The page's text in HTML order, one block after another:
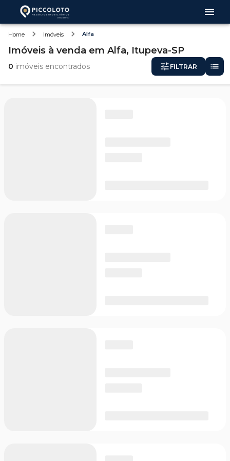
Home Imóveis Alfa
Imóveis à venda em Alfa, Itupeva-SP
0 imóveis encontrados FILTRAR